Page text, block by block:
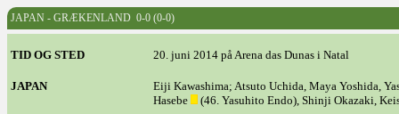
JAPAN - GRÆKENLAND 0-0 (0-0)
TID OG STED 20. juni 2014 på Arena das Dunas i Natal
JAPAN
Eiji Kawashima; Atsuto Uchida, Maya Yoshida,
Hasebe
(46. Yasuhito Endo), Shinji Okazaki,